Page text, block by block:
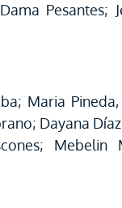
Pesantes;
Maria
Dayana
Mebelin